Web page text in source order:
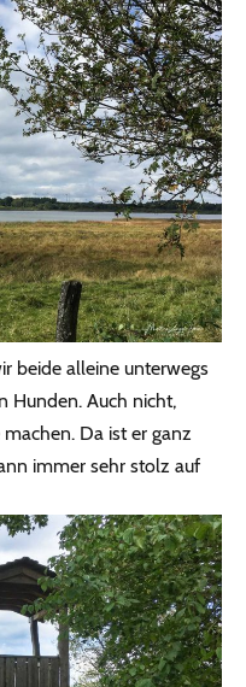
beide alleine unterwegs
Hunden. Auch nicht,
Da ist er ganz
immer sehr stolz auf